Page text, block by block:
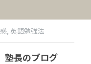
, 英語勉強法
塾長のブログ